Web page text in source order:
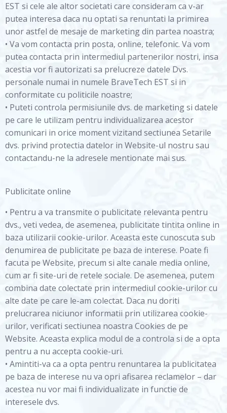
EST si cele ale altor societati care consideram ca v-ar
putea interesa daca nu optati sa renuntati la primirea
unor astfel de mesaje de marketing din partea noastra;
• Va vom contacta prin posta, online, telefonic. Va vom
putea contacta prin intermediul partenerilor nostri, insa
acestia vor fi autorizati sa prelucreze datele Dvs.
personale numai in numele BraveTech EST si in
conformitate cu politicile noastre;
• Puteti controla permisiunile dvs. de marketing si datele
pe care le utilizam pentru individualizarea acestor
comunicari in orice moment vizitand sectiunea Setarile
dvs. privind protectia datelor in Website-ul nostru sau
contactandu-ne la adresele mentionate mai sus.
Publicitate online
• Pentru a va transmite o publicitate relevanta pentru
dvs., veti vedea, de asemenea, publicitate tintita online in
baza utilizarii cookie-urilor. Aceasta este cunoscuta sub
denumirea de publicitate pe baza de interese. Poate fi
facuta pe Website, precum si alte canale media online,
cum ar fi site-uri de retele sociale. De asemenea, putem
combina date colectate prin intermediul cookie-urilor cu
alte date pe care le-am colectat. Daca nu doriti
prelucrarea niciunor informatii prin utilizarea cookie-
urilor, verificati sectiunea noastra Cookies de pe
Website. Aceasta explica modul de a controla si de a opta
pentru a nu accepta cookie-uri.
• Amintiti-va ca a opta pentru renuntarea la publicitatea
pe baza de interese nu va opri afisarea reclamelor – dar
acestea nu vor mai fi individualizate in functie de
interesele dvs.